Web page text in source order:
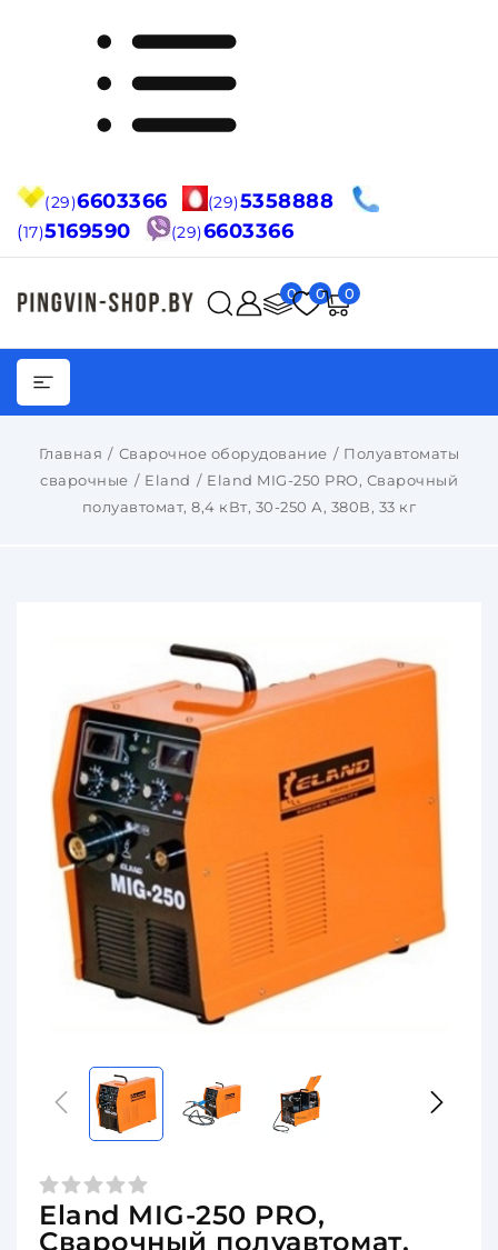
(29)6603366 (29)5358888
(17)5169590 (29)6603366
0 0 0
Главная Сварочное оборудование
Полуавтоматы
сварочные
Eland
Eland MIG-250 PRO, Сварочный
полуавтомат, 8,4 кВт, 30-250 А, 380В, 33 кг
Eland MIG-250 PRO,
Сварочный полуавтомат,